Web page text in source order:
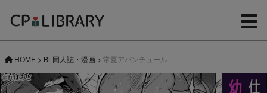
HOME > BL同人誌・漫画 > 常夏アバンチュール